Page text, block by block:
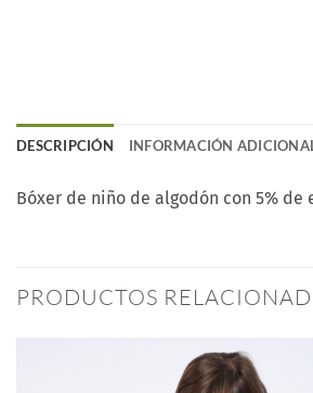
DESCRIPCIÓN INFORMACIÓN
Bóxer de niño de algodón con 5%
PRODUCTOS